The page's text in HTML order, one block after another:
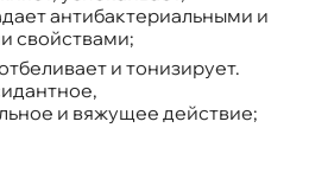
антибактериальными и
свойствами;
и тонизирует.
и вяжущее действие;